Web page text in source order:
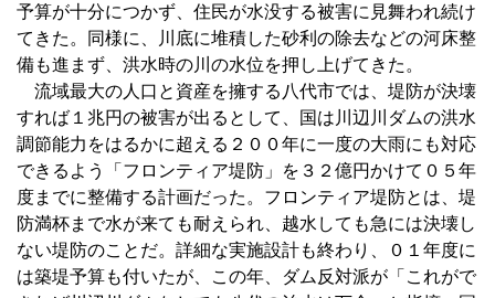
予算が十分につかず、住民が水没する被害に見舞われ続け
てきた。同様に、川底に堆積した砂利の除去などの河床整
備も進まず、洪水時の川の水位を押し上げてきた。
流域最大の人口と資産を擁する八代市では、堤防が決壊
すれば１兆円の被害が出るとして、国は川辺川ダムの洪水
調節能力をはるかに超える２００年に一度の大雨にも対応
できるよう「フロンティア堤防」を３２億円かけて０５年
度までに整備する計画だった。フロンティア堤防とは、堤
防満杯まで水が来ても耐えられ、越水しても急には決壊し
ない堤防のことだ。詳細な実施設計も終わり、０１年度に
は築堤予算も付いたが、この年、ダム反対派が「これがで